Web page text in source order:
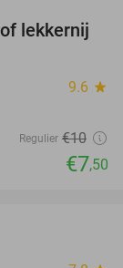
25%
lekkernij
9.6 star
Regulier €10
€7,50